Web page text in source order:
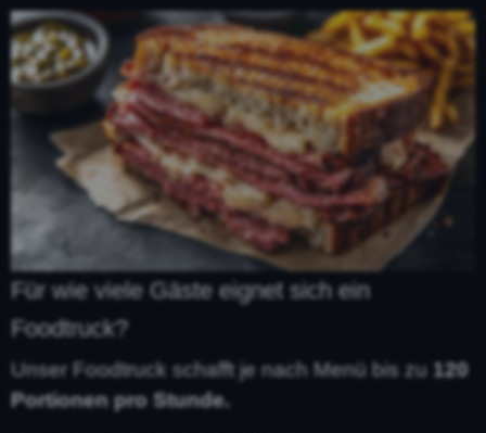
Für wie viele Gäste eignet sich ein
Foodtruck?
Unser Foodtruck schafft je nach Menü bis zu 120
Portionen pro Stunde.